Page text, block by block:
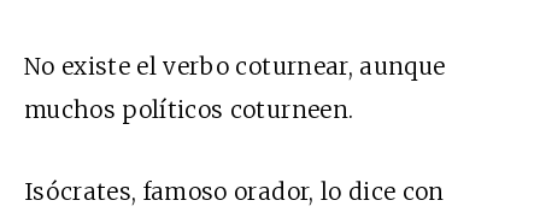
No existe el verbo coturnear, aunque
muchos políticos coturneen.
Isócrates, famoso orador, lo dice con